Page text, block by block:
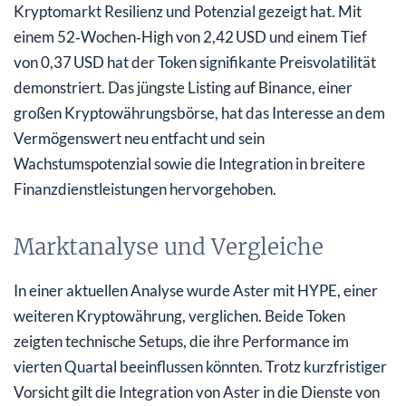
Kryptomarkt Resilienz und Potenzial gezeigt hat. Mit
einem 52‑Wochen‑High von 2,42 USD und einem Tief
von 0,37 USD hat der Token signifikante Preisvolatilität
demonstriert. Das jüngste Listing auf Binance, einer
großen Kryptowährungsbörse, hat das Interesse an dem
Vermögenswert neu entfacht und sein
Wachstumspotenzial sowie die Integration in breitere
Finanzdienstleistungen hervorgehoben.
Marktanalyse und Vergleiche
In einer aktuellen Analyse wurde Aster mit HYPE, einer
weiteren Kryptowährung, verglichen. Beide Token
zeigten technische Setups, die ihre Performance im
vierten Quartal beeinflussen könnten. Trotz kurzfristiger
Vorsicht gilt die Integration von Aster in die Dienste von